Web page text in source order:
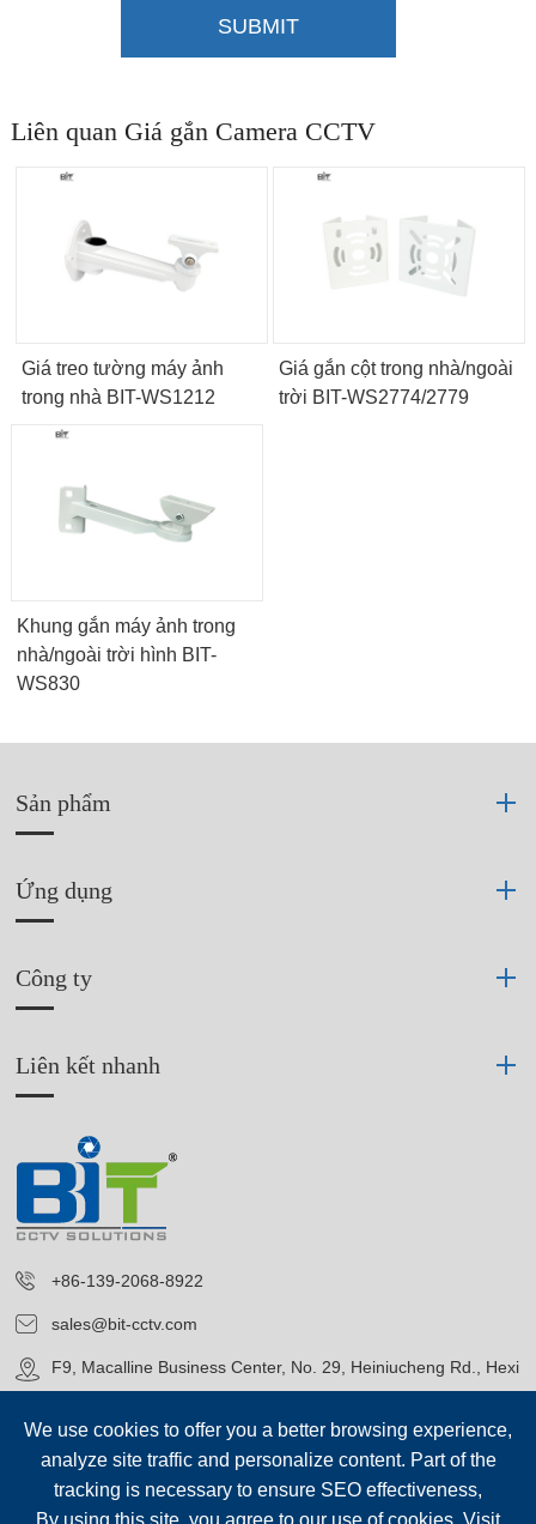
SUBMIT
Liên quan Giá gắn Camera CCTV
Giá treo tường máy ảnh
trong nhà BIT-WS1212
Giá gắn cột trong nhà/ngoài
trời BIT-WS2774/2779
Khung gắn máy ảnh trong
nhà/ngoài trời hình BIT-
WS830
Sản phẩm
Ứng dụng
Công ty
Liên kết nhanh
+86-139-2068-8922
sales@bit-cctv.com
F9, Macalline Business Center, No. 29, Heiniucheng Rd., Hexi
District, Tianjin, China
We use cookies to offer you a better browsing experience,
analyze site traffic and personalize content. Part of the
tracking is necessary to ensure SEO effectiveness,
By using this site, you agree to our use of cookies. Visit